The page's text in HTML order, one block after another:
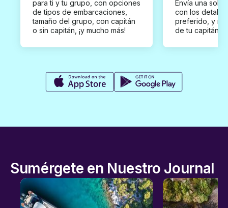
para ti y tu grupo, con opciones
de tipos de embarcaciones,
tamaño del grupo, con capitán
o sin capitán, ¡y mucho más!
Envía una
con los
preferido, y
de tu capitán
Sumérgete en Nuestro Journal